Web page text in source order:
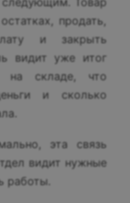
продать,
и закрыть
видит уже итог
на складе, что
и сколько
эта связь
видит нужные
работы.